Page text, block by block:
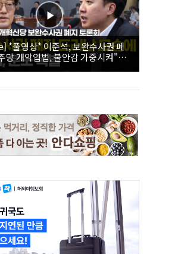
*풀영상* 이준석, 보완수사권 폐
당 개악입법, 불안감 가중시켜"｜
혁신당 보완수사권 폐지 토론회